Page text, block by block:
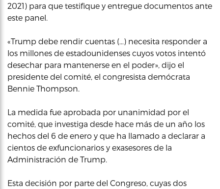
2021) para que testifique y entregue documentos ante
este panel.
«Trump debe rendir cuentas (…) necesita responder a
los millones de estadounidenses cuyos votos intentó
desechar para mantenerse en el poder», dijo el
presidente del comité, el congresista demócrata
Bennie Thompson.
La medida fue aprobada por unanimidad por el
comité, que investiga desde hace más de un año los
hechos del 6 de enero y que ha llamado a declarar a
cientos de exfuncionarios y exasesores de la
Administración de Trump.
Esta decisión por parte del Congreso, cuyas dos